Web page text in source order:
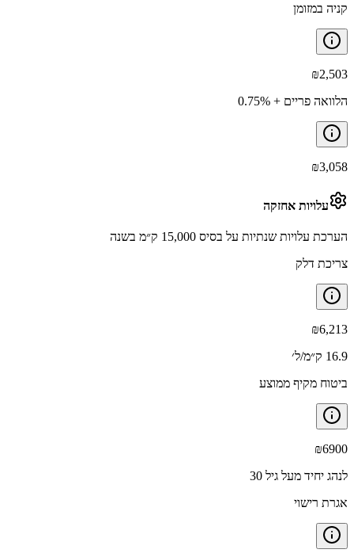
קניה במזומן
₪2,503
הלוואה פריים + 0.75%
₪3,058
עלויות אחזקה
הערכת עלויות שנתיות על בסיס 15,000 ק״מ בשנה
צריכת דלק
₪6,213
16.9 ק״מ/ל׳
ביטוח מקיף ממוצע
₪6900
לנהג יחיד מעל גיל 30
אגרת רישוי